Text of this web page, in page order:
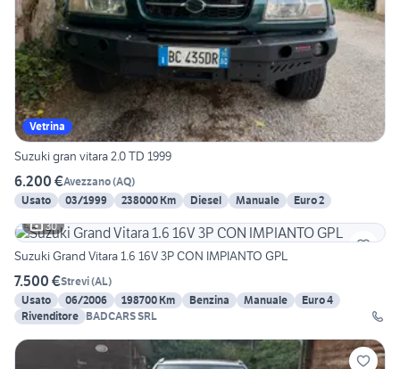
Vetrina
Suzuki gran vitara 2.0 TD 1999
6.200 €Avezzano(AQ)
Usato
03/1999 238000 Km Diesel Manuale
Euro 2
30
Suzuki Grand Vitara 1.6 16V 3P CON IMPIANTO GPL
7.500 €Strevi(AL)
Usato
06/2006 198700 Km Benzina Manuale
Euro 4
Rivenditore BADCARS SRL